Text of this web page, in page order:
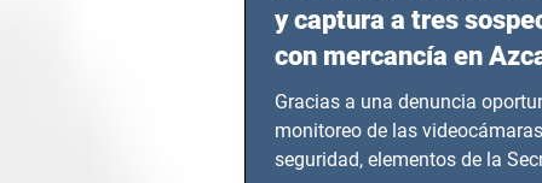
y captura a tres
con mercancía en
Gracias a una denuncia
monitoreo de las
seguridad, elementos de la